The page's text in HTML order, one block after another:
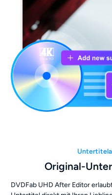
Original-
DVDFab UHD After Editor